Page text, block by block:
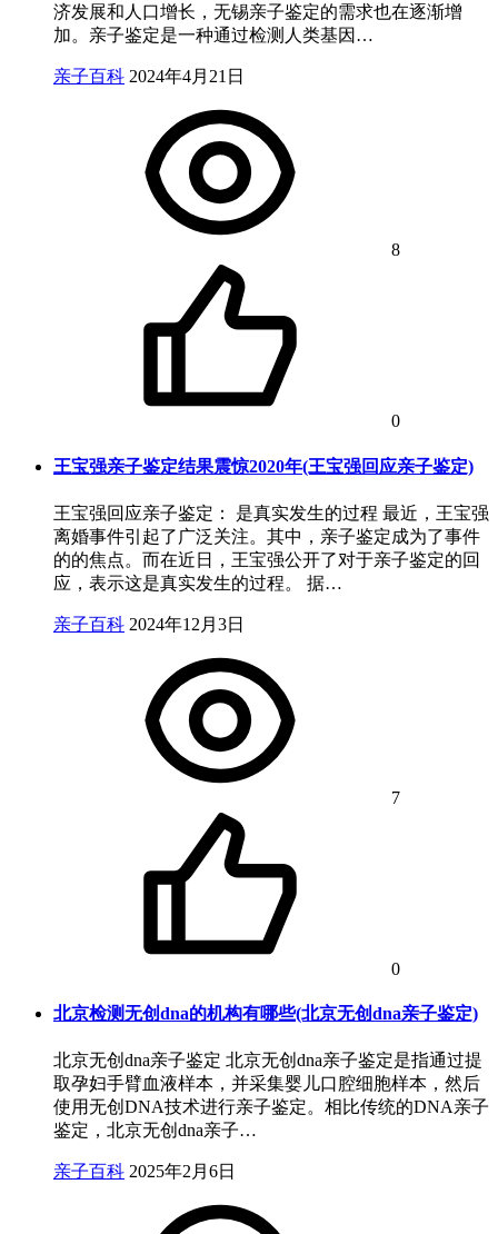
济发展和人口增长，无锡亲子鉴定的需求也在逐渐增
加。亲子鉴定是一种通过检测人类基因…
亲子百科 2024年4月21日
8
0
王宝强亲子鉴定结果震惊2020年(王宝强回应亲子鉴定)
王宝强回应亲子鉴定： 是真实发生的过程 最近，王宝强
离婚事件引起了广泛关注。其中，亲子鉴定成为了事件
的的焦点。而在近日，王宝强公开了对于亲子鉴定的回
应，表示这是真实发生的过程。 据…
亲子百科 2024年12月3日
7
0
北京检测无创dna的机构有哪些(北京无创dna亲子鉴定)
北京无创dna亲子鉴定 北京无创dna亲子鉴定是指通过提
取孕妇手臂血液样本，并采集婴儿口腔细胞样本，然后
使用无创DNA技术进行亲子鉴定。相比传统的DNA亲子
鉴定，北京无创dna亲子…
亲子百科 2025年2月6日